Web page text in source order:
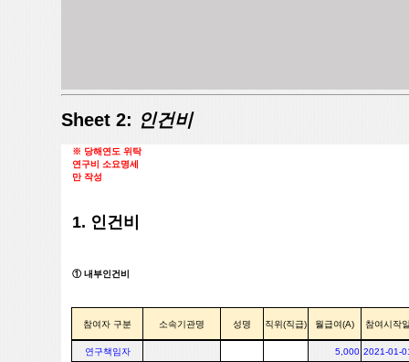
Sheet 2: 인건비
※ 당해연도 위탁
연구비 소요명세
만 작성
1. 인건비
① 내부인건비
참여자 구분 소속기관명 성명 직위(직급) 월급여(A) 참여시작
연구책임자 5,000 2021-01-